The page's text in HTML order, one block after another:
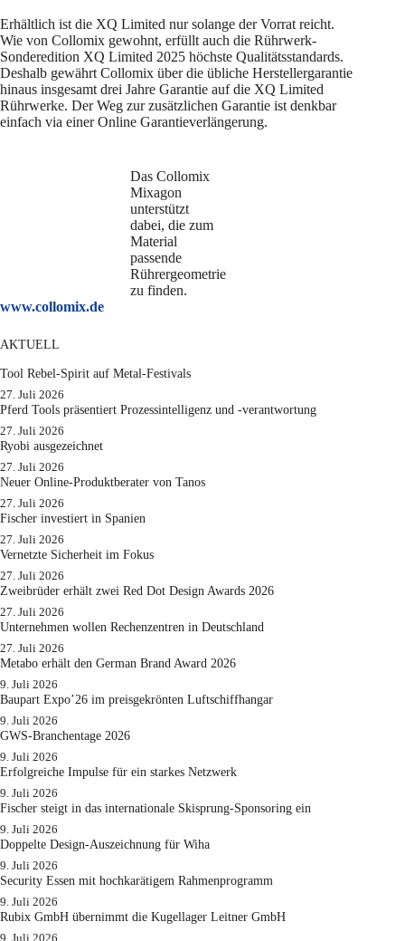
Erhältlich ist die XQ Limited nur solange der Vorrat reicht.
Wie von Collomix gewohnt, erfüllt auch die Rührwerk-
Sonderedition XQ Limited 2025 höchste Qualitätsstandards.
Deshalb gewährt Collomix über die übliche Herstellergarantie
hinaus insgesamt drei Jahre Garantie auf die XQ Limited
Rührwerke. Der Weg zur zusätzlichen Garantie ist denkbar
einfach via einer Online Garantieverlängerung.
Das Collomix
Mixagon
unterstützt
dabei, die zum
Material
passende
Rührergeometrie
zu finden.
www.collomix.de
AKTUELL
Tool Rebel-Spirit auf Metal-Festivals
27. Juli 2026
Pferd Tools präsentiert Prozessintelligenz und -verantwortung
27. Juli 2026
Ryobi ausgezeichnet
27. Juli 2026
Neuer Online-Produktberater von Tanos
27. Juli 2026
Fischer investiert in Spanien
27. Juli 2026
Vernetzte Sicherheit im Fokus
27. Juli 2026
Zweibrüder erhält zwei Red Dot Design Awards 2026
27. Juli 2026
Unternehmen wollen Rechenzentren in Deutschland
27. Juli 2026
Metabo erhält den German Brand Award 2026
9. Juli 2026
Baupart Expo’26 im preisgekrönten Luftschiffhangar
9. Juli 2026
GWS-Branchentage 2026
9. Juli 2026
Erfolgreiche Impulse für ein starkes Netzwerk
9. Juli 2026
Fischer steigt in das internationale Skisprung-Sponsoring ein
9. Juli 2026
Doppelte Design-Auszeichnung für Wiha
9. Juli 2026
Security Essen mit hochkarätigem Rahmenprogramm
9. Juli 2026
Rubix GmbH übernimmt die Kugellager Leitner GmbH
9. Juli 2026